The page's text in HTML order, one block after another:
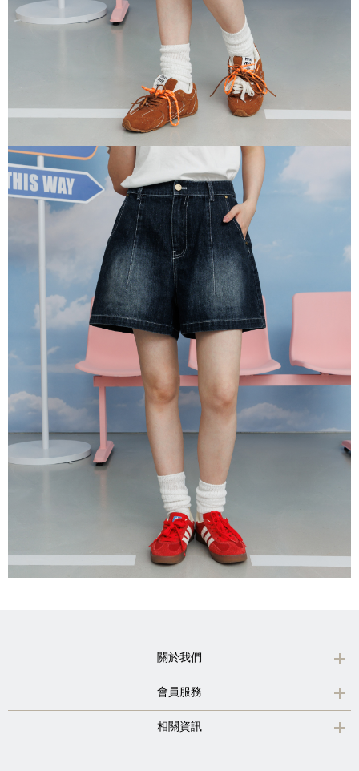
關於我們
會員服務
相關資訊